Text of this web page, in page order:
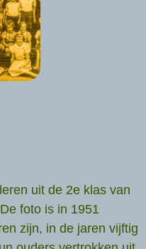
uit de 2e klas van
foto is in 1951
zijn, in de jaren vijftig